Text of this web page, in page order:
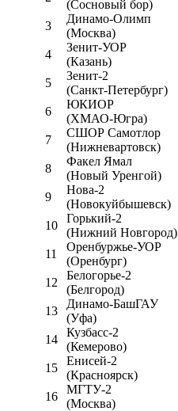
(Сосновый бор)
3
Динамо-Олимп
(Москва)
4
Зенит-УОР
(Казань)
5
Зенит-2
(Санкт-Петербург)
6
ЮКИОР
(ХМАО-Югра)
7
СШОР Самотлор
(Нижневартовск)
8
Факел Ямал
(Новый Уренгой)
9
Нова-2
(Новокуйбышевск)
10
Горький-2
(Нижний Новгород)
11
Оренбуржье-УОР
(Оренбург)
12
Белогорье-2
(Белгород)
13
Динамо-БашГАУ
(Уфа)
14
Кузбасс-2
(Кемерово)
15
Енисей-2
(Красноярск)
16
МГТУ-2
(Москва)